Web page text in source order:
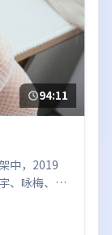
94:11
中，2019
、咏梅、张
市与冷色调